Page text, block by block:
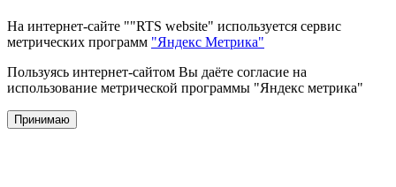
На интернет-сайте ""RTS website" используется сервис
метрических программ "Яндекс Метрика"
Пользуясь интернет-сайтом Вы даёте согласие на
использование метрической программы "Яндекс метрика"
Принимаю